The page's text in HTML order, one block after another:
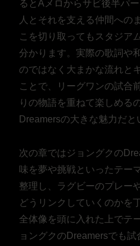
るとAメロからサビ後半パ
人とそれを支える仲間への
こを切り取ってもスタジア
分かります。実際の歌詞や
のではなく大まかな流れと
ことで、リーグワンの試合
りの物語を重ねて楽しめる
Dreamersの大きな魅力だと
次の章ではジョングクの
味を夢や挑戦といったテー
整理し、ラグビーのプレー
どうリンクしていくのかを
全体像を頭に入れた上でテ
ョングクのDreamersでも